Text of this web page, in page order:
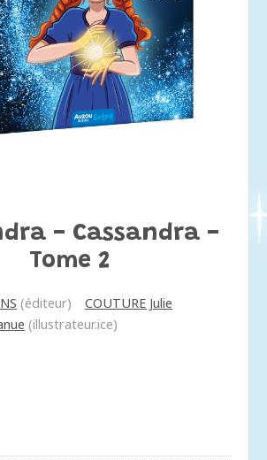
- Cassandra -
Tome 2
(éditeur)
COUTURE Julie
(illustrateur.ice)